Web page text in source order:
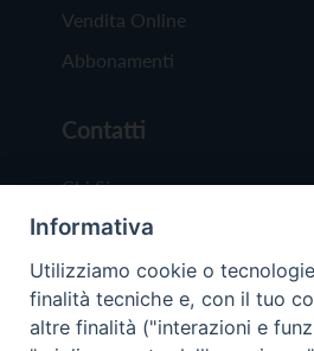
Vendita Online
Abbonamenti
Contatti
Chi Siamo
Redazione
Scrivici
Informativa
Utilizziamo cookie o
finalità tecniche e, con il tuo
altre finalità ("interazioni e